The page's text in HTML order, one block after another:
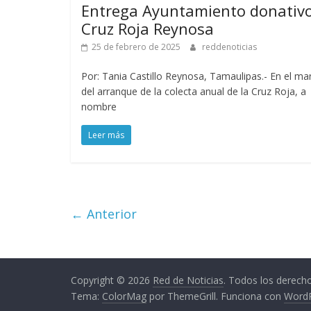
Entrega Ayuntamiento
Cruz Roja Reynosa
25 de febrero de 2025 reddenoticias
Por: Tania Castillo Reynosa, Tamaulipas.- En el
del arranque de la colecta anual de la Cruz Roja, a
nombre
Leer más
← Anterior
Copyright © 2026 Red de Noticias. Todos los
Tema: ColorMag por ThemeGrill. Funciona con